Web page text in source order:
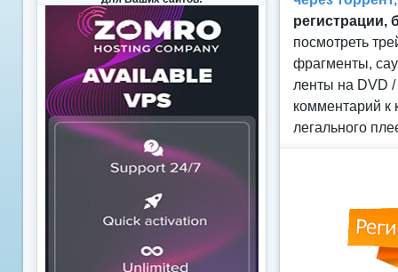
регистрации,
посмотреть
фрагменты,
ленты на DVD
комментарий к
легального